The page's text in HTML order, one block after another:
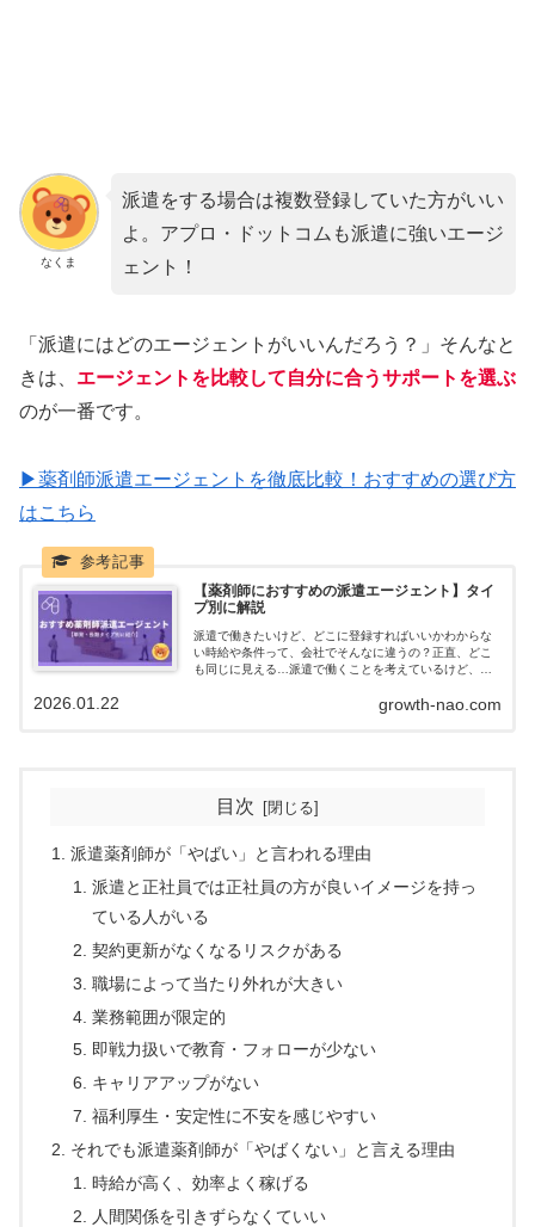
なくま
派遣をする場合は複数登録していた方がいい
よ。アプロ・ドットコムも派遣に強いエージ
ェント！
「派遣にはどのエージェントがいいんだろう？」そんなと
きは、 エージェントを比較して自分に合うサポートを選ぶ
のが一番です。
▶薬剤師派遣エージェントを徹底比較！おすすめの選び方
はこちら
【薬剤師におすすめの派遣エージェント】タイ
プ別に解説
派遣で働きたいけど、どこに登録すればいいかわからな
い時給や条件って、会社でそんなに違うの？正直、どこ
も同じに見える…派遣で働くことを考えているけど、薬
ない。正直、どこも同じに見えてしまいます...
growth-nao.com
2026.01.22
目次
派遣薬剤師が「やばい」と言われる理由
派遣と正社員では正社員の方が良いイメージを持っ
ている人がいる
契約更新がなくなるリスクがある
職場によって当たり外れが大きい
業務範囲が限定的
即戦力扱いで教育・フォローが少ない
キャリアアップがない
福利厚生・安定性に不安を感じやすい
それでも派遣薬剤師が「やばくない」と言える理由
時給が高く、効率よく稼げる
人間関係を引きずらなくていい